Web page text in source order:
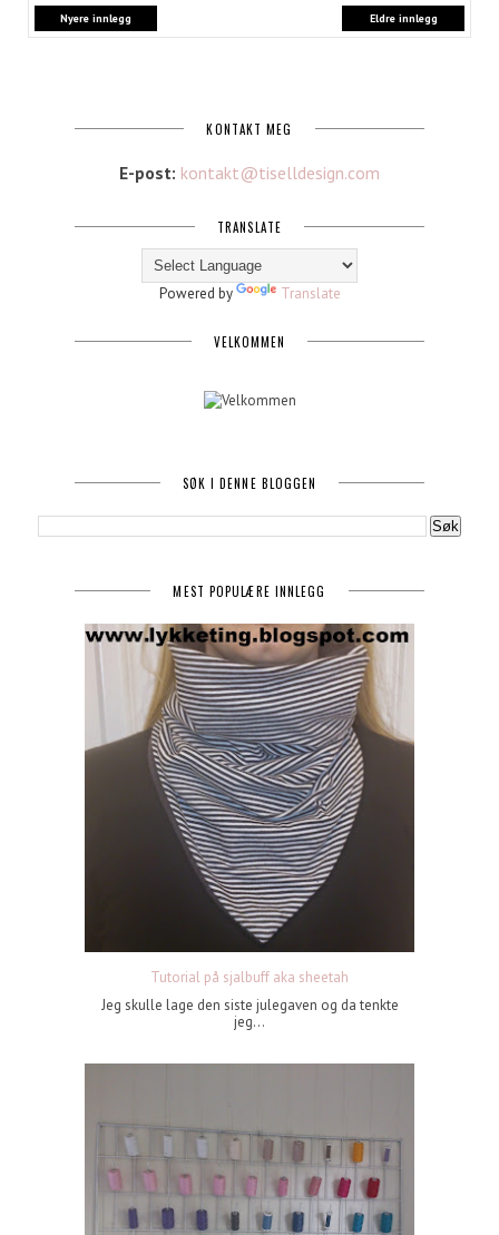
Nyere innlegg Eldre innlegg
KONTAKT MEG
E-post: kontakt@tiselldesign.com
TRANSLATE
Powered by Translate
VELKOMMEN
SØK I DENNE BLOGGEN
MEST POPULÆRE INNLEGG
Tutorial på sjalbuff aka sheetah
Jeg skulle lage den siste julegaven og da tenkte
jeg...